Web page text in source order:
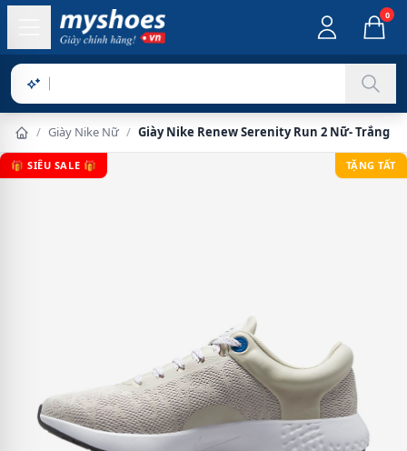
0
Sản phẩm
/ Giày Nike Nữ / Giày Nike Renew Serenity Run 2 Nữ- Trắng
🎁 SIÊU SALE 🎁 TẶNG TẤT